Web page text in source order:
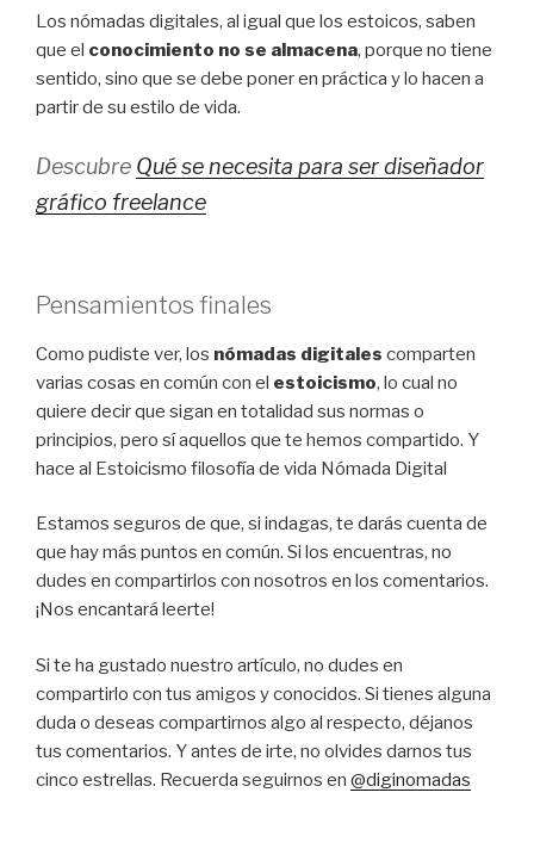
Los nómadas digitales, al igual que los estoicos, saben
que el conocimiento no se almacena, porque no tiene
sentido, sino que se debe poner en práctica y lo hacen a
partir de su estilo de vida.
Descubre Qué se necesita para ser diseñador
gráfico freelance
Pensamientos finales
Como pudiste ver, los nómadas digitales comparten
varias cosas en común con el estoicismo, lo cual no
quiere decir que sigan en totalidad sus normas o
principios, pero sí aquellos que te hemos compartido. Y
hace al Estoicismo filosofía de vida Nómada Digital
Estamos seguros de que, si indagas, te darás cuenta de
que hay más puntos en común. Si los encuentras, no
dudes en compartirlos con nosotros en los comentarios.
¡Nos encantará leerte!
Si te ha gustado nuestro artículo, no dudes en
compartirlo con tus amigos y conocidos. Si tienes alguna
duda o deseas compartirnos algo al respecto, déjanos
tus comentarios. Y antes de irte, no olvides darnos tus
cinco estrellas. Recuerda seguirnos en @diginomadas